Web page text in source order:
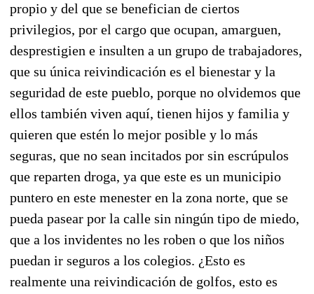
propio y del que se benefician de ciertos
privilegios, por el cargo que ocupan, amarguen,
desprestigien e insulten a un grupo de trabajadores,
que su única reivindicación es el bienestar y la
seguridad de este pueblo, porque no olvidemos que
ellos también viven aquí, tienen hijos y familia y
quieren que estén lo mejor posible y lo más
seguras, que no sean incitados por sin escrúpulos
que reparten droga, ya que este es un municipio
puntero en este menester en la zona norte, que se
pueda pasear por la calle sin ningún tipo de miedo,
que a los invidentes no les roben o que los niños
puedan ir seguros a los colegios. ¿Esto es
realmente una reivindicación de golfos, esto es